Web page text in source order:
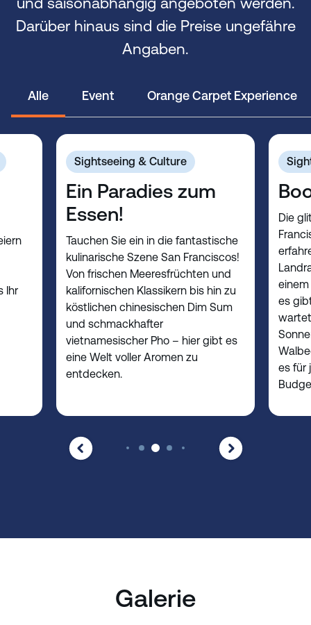
Darüber hinaus sind die Preise ungefähre
Angaben.
Alle Event Orange Carpet Experience
Ihr
Sightseeing & Culture
Ein Paradies zum
Essen!
Tauchen Sie ein in die fantastische
kulinarische Szene San Franciscos!
Von frischen Meeresfrüchten und
kalifornischen Klassikern bis hin zu
köstlichen chinesischen Dim Sum
und schmackhafter
vietnamesischer Pho – hier gibt es
eine Welt voller Aromen zu
entdecken.
Die
es
es für
Galerie